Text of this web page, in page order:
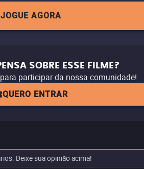
JOGUE AGORA
SOBRE ESSE FILME?
participar da nossa comunidade!
QUERO ENTRAR
Deixe sua opinião acima!